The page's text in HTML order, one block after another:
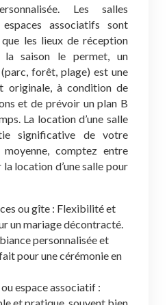
Les salles
associatifs sont
les lieux de réception
la saison le permet, un
forêt, plage) est une
originale, à condition de
et de prévoir un plan B
La location d’une salle
significative de votre
comptez entre
location d’une salle pour
ou gîte : Flexibilité et
un mariage décontracté.
personnalisée et
pour une cérémonie en
espace associatif :